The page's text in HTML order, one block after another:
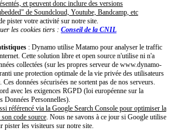
et peuvent donc inclure des versions
de Soundcloud, Youtube, Bandcamp, etc
pister votre activité sur notre site.
les cookies tiers : Conseil de la CNIL
: Dynamo utilise Matamo pour analyser le traffic
Cette solution libre et open source n'utilise ni n'a
collectées (sur les propres serveur de www.dynamo-
une protection optimale de la vie privée des utilisateurs
Ces données sécurisées ne sortent pas de nos serveurs.
avec les exigences RGPD (loi européenne sur la
Données Personnelles).
référencé via la Google Search Console pour optimiser la
code source. Nous ne savons à ce jour si Google utilise
pister les visiteurs sur notre site.